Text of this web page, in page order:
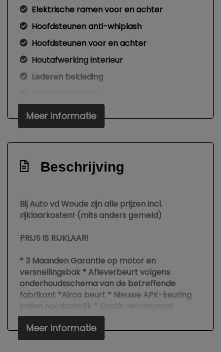
Elektrische ramen voor en achter
Hoofdsteunen anti-whiplash
Hoofdsteunen voor en achter
Houtafwerking interieur
Lederen bekleding
Lederen versnellingspook
Middenarmsteun voor
Sportstoelen
Sportstuur
Stuur en versnellingspook (kunst)leder
Stuur verstelbaar
Voorstoelen verwarmd
Exterieur
Amg-styling
Bi-xenon koplampen
Buitenspiegels elektrisch verstel- en
Meer informatie
Beschrijving
Bij Auto vd Woude zijn alle prijzen incl.
rijklaarkosten! (mits anders gemeld)
PRIJS IS RIJKLAAR!
* 3 Maanden Garantie op motor en
versnellingsbak * Afleverbeurt volgens
onderhoudsschema van de betreffende
fabrikant *Airco beurt * Nieuwe APK-keuring
indien noodzakelijk * Gratis vervangend
vervoer tijdens garantiewerkzaamheden *
Poetsen *
Meer informatie